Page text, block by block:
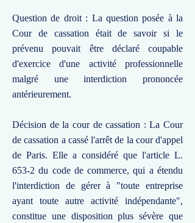
Question de droit : La question posée à la
Cour de cassation était de savoir si le
prévenu pouvait être déclaré coupable
d'exercice d'une activité professionnelle
malgré une interdiction prononcée
antérieurement.
Décision de la cour de cassation : La Cour
de cassation a cassé l'arrêt de la cour d'appel
de Paris. Elle a considéré que l'article L.
653-2 du code de commerce, qui a étendu
l'interdiction de gérer à "toute entreprise
ayant toute autre activité indépendante",
constitue une disposition plus sévère que